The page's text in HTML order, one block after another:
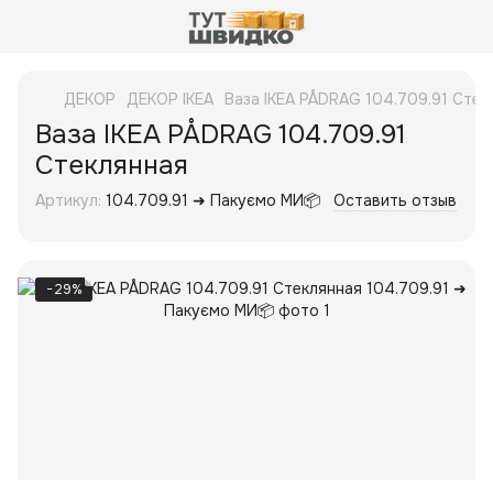
ДЕКОР ДЕКОР IKEA Ваза IKEA PÅDRAG 104.709.91
Ваза IKEA PÅDRAG 104.709.91
Стеклянная
Артикул: 104.709.91 ➜ Пакуємо МИ📦 Оставить отзыв
−29%